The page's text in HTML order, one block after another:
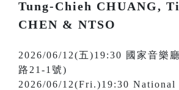
Tung-Chieh CHUANG,
CHEN & NTSO
2026/06/12(五)19:30 國家音樂
路21-1號)
2026/06/12(Fri.)19:30 National